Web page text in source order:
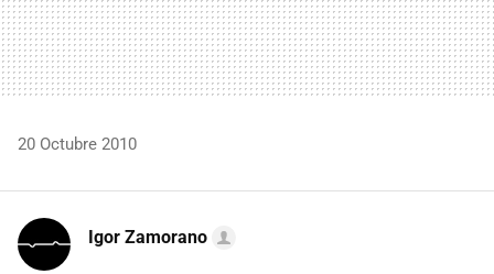
20 Octubre 2010
Igor Zamorano